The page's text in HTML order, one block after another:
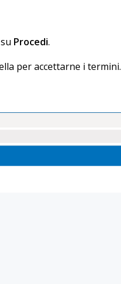
Procedi.
per accettarne i termini.